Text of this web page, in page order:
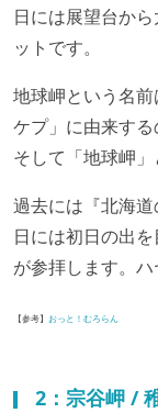
日には展望台か
ットです。
地球岬という名
ケプ」に由来する
そして「地球岬」
過去には『北海
日には初日の出
が参拝します。ハ
【参考】 おっと！むろらん
2：宗谷岬 /